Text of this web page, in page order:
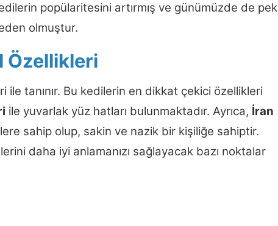
popülaritesini artırmış ve günümüzde de pek
olmuştur.
Özellikleri
tanınır. Bu kedilerin en dikkat çekici özellikleri
ile yuvarlak yüz hatları bulunmaktadır. Ayrıca, İran
sahip olup, sakin ve nazik bir kişiliğe sahiptir.
daha iyi anlamanızı sağlayacak bazı noktalar